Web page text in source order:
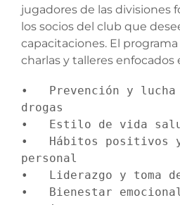
jugadores de las divisiones
los socios del club que
capacitaciones. El
charlas y talleres enfocados
•   Prevención y
drogas
•   Estilo de vida
•   Hábitos positivos
personal
•   Liderazgo y toma
•   Bienestar